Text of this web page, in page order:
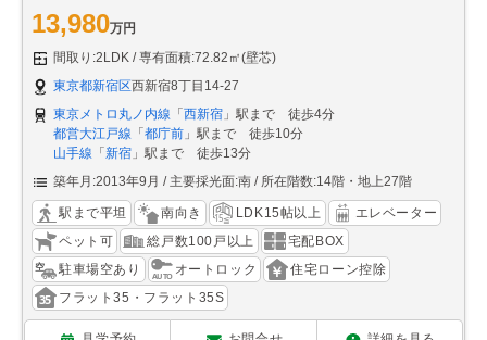
13,980万円
間取り:2LDK
専有面積:72.82㎡(壁芯)
東京都新宿区西新宿8丁目14-27
東京メトロ丸ノ内線 「 西新宿 」駅まで 徒歩4分
都営大江戸線 「 都庁前 」駅まで 徒歩10分
山手線 「 新宿 」駅まで 徒歩13分
築年月:2013年9月
主要採光面:南 所在階数:14階・地上27階
駅まで平坦 南向き LDK15帖以上
エレベーター
ペット可
総戸数100戸以上
宅配BOX
駐車場空あり
オートロック
住宅ローン控除
フラット35・フラット35S